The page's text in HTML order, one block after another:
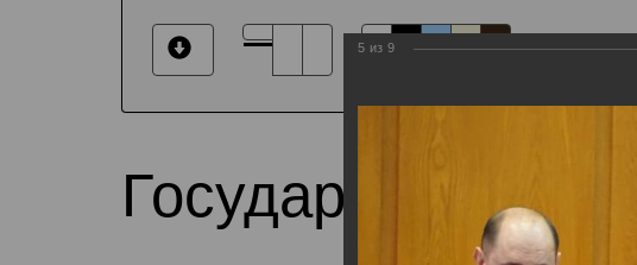
Государственная
5 из 9